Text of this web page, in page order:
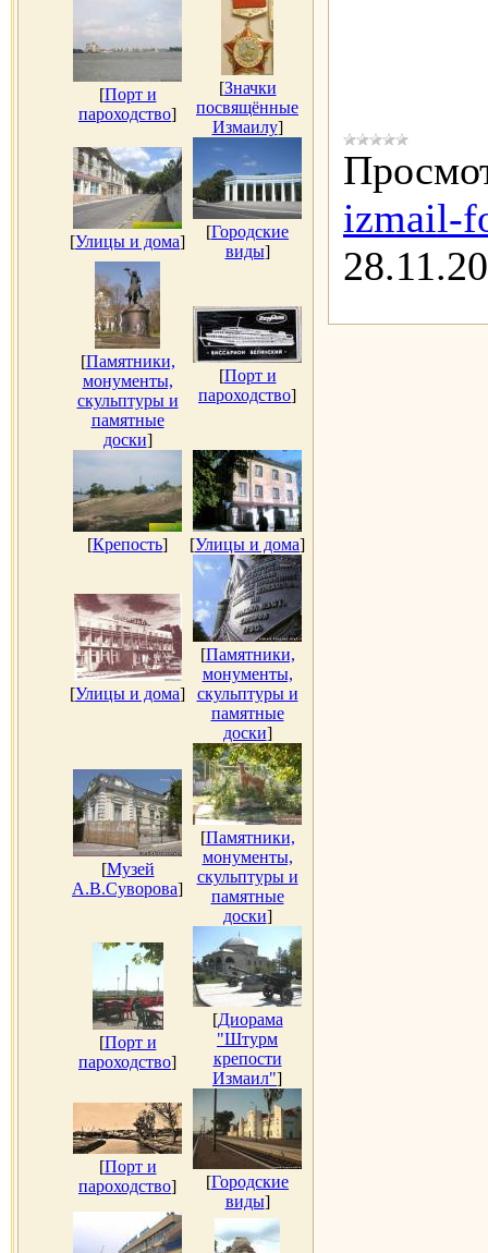
[Порт и
пароходство]
[Значки
посвящённые
Измаилу]
[Улицы и дома]
[Городские
виды]
[Памятники,
монументы,
скульптуры и
памятные
доски]
[Порт и
пароходство]
[Крепость] [Улицы и дома]
[Улицы и дома]
[Памятники,
монументы,
скульптуры и
памятные
доски]
[Музей
А.В.Суворова]
[Памятники,
монументы,
скульптуры и
памятные
доски]
[Порт и
пароходство]
[Диорама
"Штурм
крепости
Измаил"]
[Порт и
пароходство] [Городские
виды]
izmail-